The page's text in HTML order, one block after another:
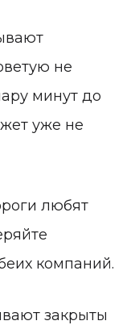
не
минут до
уже не
любят
компаний.
закрыты